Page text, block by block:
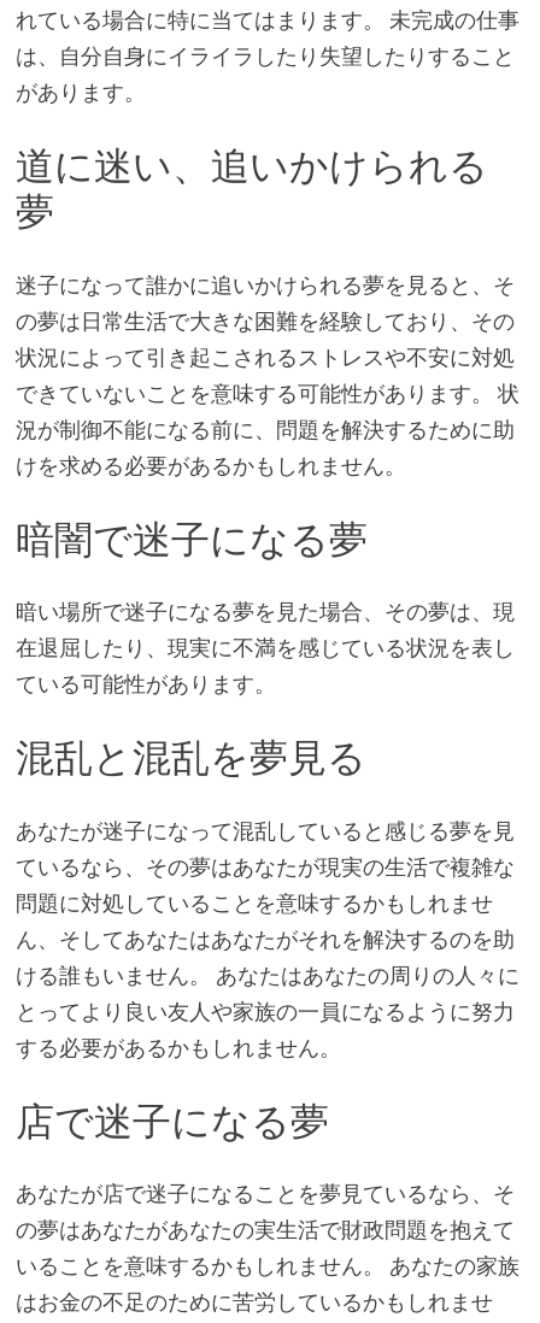
れている場合に特に当てはまります。 未完成の仕事
は、自分自身にイライラしたり失望したりすること
があります。
道に迷い、追いかけられる
夢
迷子になって誰かに追いかけられる夢を見ると、そ
の夢は日常生活で大きな困難を経験しており、その
状況によって引き起こされるストレスや不安に対処
できていないことを意味する可能性があります。 状
況が制御不能になる前に、問題を解決するために助
けを求める必要があるかもしれません。
暗闇で迷子になる夢
暗い場所で迷子になる夢を見た場合、その夢は、現
在退屈したり、現実に不満を感じている状況を表し
ている可能性があります。
混乱と混乱を夢見る
あなたが迷子になって混乱していると感じる夢を見
ているなら、その夢はあなたが現実の生活で複雑な
問題に対処していることを意味するかもしれませ
ん、そしてあなたはあなたがそれを解決するのを助
ける誰もいません。 あなたはあなたの周りの人々に
とってより良い友人や家族の一員になるように努力
する必要があるかもしれません。
店で迷子になる夢
あなたが店で迷子になることを夢見ているなら、そ
の夢はあなたがあなたの実生活で財政問題を抱えて
いることを意味するかもしれません。 あなたの家族
はお金の不足のために苦労しているかもしれませ